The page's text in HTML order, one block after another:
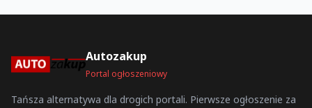
Autozakup
Portal ogłoszeniowy
Tańsza alternatywa dla drogich portali. Pierwsze ogłoszenie za